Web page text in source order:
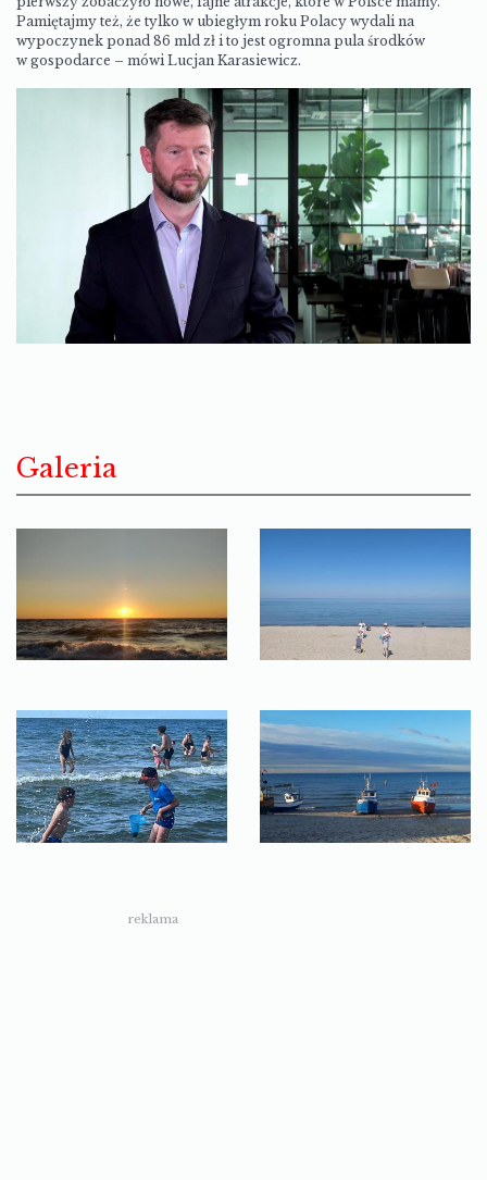
Pamiętajmy też, że tylko w ubiegłym roku Polacy wydali na
wypoczynek ponad 86 mld zł i to jest ogromna pula środków
w gospodarce – mówi Lucjan Karasiewicz.
Galeria
reklama